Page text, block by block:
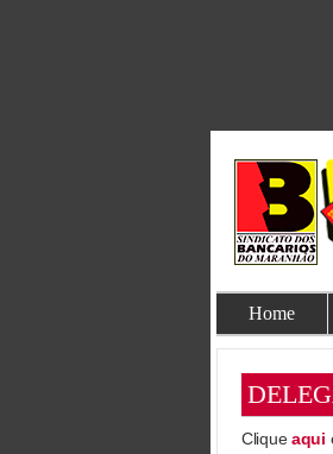
Home
Cliqueaqui